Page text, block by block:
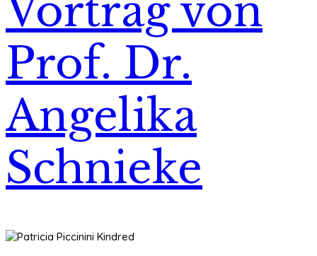
Vortrag von
Prof. Dr.
Angelika
Schnieke